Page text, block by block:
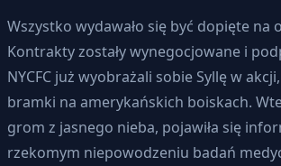
Wszystko wydawało się być dopięte na
Kontrakty zostały wynegocjowane i
NYCFC już wyobrażali sobie Syllę w
bramki na amerykańskich boiskach.
grom z jasnego nieba, pojawiła się
rzekomym niepowodzeniu badań